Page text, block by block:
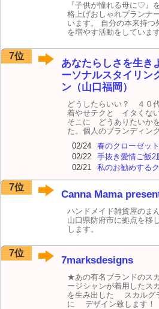
『子供が憧れる母に♡』
格上げおしゃれプランナ
います。 自分の本来持つ
を増やす活動をしています
7位
あなたらしさを生き
ーソナルスタイリン
ン（山口福岡）
どうしたらいい？ ４０
着やせテクと イタくない
そこに どうありたいか
た。個人のブランディン
02/24
春のクローゼッ
02/22
手抜き愛情ご飯2
02/21
私のお勧めする
7位
Canna Mama
ハンドメイド雑貨屋のま
山口県防府市に拠点を移
します。
7位
7marksdesigns
★あの有名ブランドのス
ージシャンが着用したス
を生み出した スカルグ
に デザイン致します！